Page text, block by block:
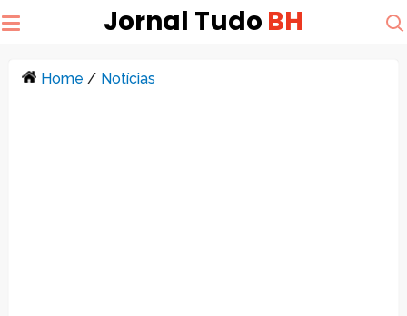
Jornal Tudo BH
Home / Notícias